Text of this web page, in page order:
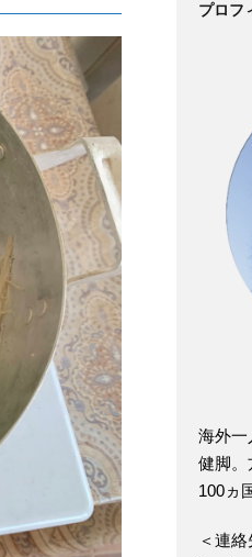
プロフ
海外一
健脚。
100ヵ
＜連絡